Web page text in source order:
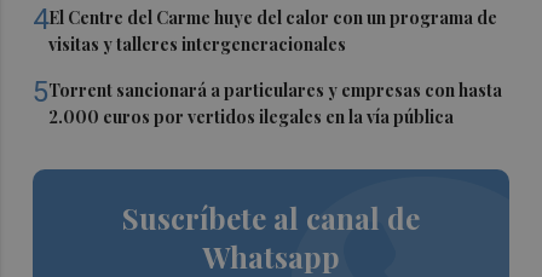
4El Centre del Carme huye del calor con un programa de
visitas y talleres intergeneracionales
5Torrent sancionará a particulares y empresas con hasta
2.000 euros por vertidos ilegales en la vía pública
Suscríbete al canal de
Whatsapp